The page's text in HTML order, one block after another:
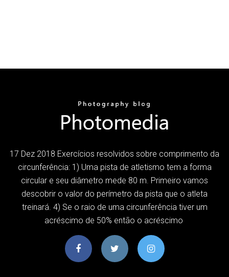
17 Dez 2018 Exercícios resolvidos sobre comprimento da
circunferência: 1) Uma pista de atletismo tem a forma
circular e seu diâmetro mede 80 m. Primeiro vamos
descobrir o valor do perímetro da pista que o atleta
treinará. 4) Se o raio de uma circunferência tiver um
acréscimo de 50% então o acréscimo